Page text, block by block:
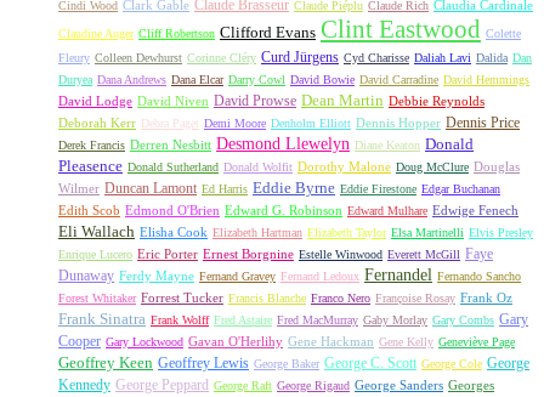
Cindi Wood Clark Gable Claude Brasseur Claude Piéplu Claude Rich Claudia Cardinale
Claudine Auger Cliff Robertson Clifford Evans Clint Eastwood Colette
Fleury Colleen Dewhurst Corinne Cléry Curd Jürgens Cyd Charisse Daliah Lavi Dalida Dan
Duryea Dana Andrews Dana Elcar Darry Cowl David Bowie David Carradine David Hemmings
David Lodge David Niven David Prowse Dean Martin Debbie Reynolds
Deborah Kerr Debra Paget Demi Moore Denholm Elliott Dennis Hopper Dennis Price
Derek Francis Derren Nesbitt Desmond Llewelyn Diane Keaton Donald
Pleasence Donald Sutherland Donald Wolfit Dorothy Malone Doug McClure Douglas
Wilmer Duncan Lamont Ed Harris Eddie Byrne Eddie Firestone Edgar Buchanan
Edith Scob Edmond O'Brien Edward G. Robinson Edward Mulhare Edwige Fenech
Eli Wallach Elisha Cook Elizabeth Hartman Elizabeth Taylor Elsa Martinelli Elvis Presley
Enrique Lucero Eric Porter Ernest Borgnine Estelle Winwood Everett McGill Faye
Dunaway Ferdy Mayne Fernand Gravey Fernand Ledoux Fernandel Fernando Sancho
Forest Whitaker Forrest Tucker Francis Blanche Franco Nero Françoise Rosay Frank Oz
Frank Sinatra Frank Wolff Fred Astaire Fred MacMurray Gaby Morlay Gary Combs Gary
Cooper Gary Lockwood Gavan O'Herlihy Gene Hackman Gene Kelly Geneviève Page
Geoffrey Keen Geoffrey Lewis George Baker George C. Scott George Cole George
Kennedy George Peppard George Raft George Rigaud George Sanders Georges